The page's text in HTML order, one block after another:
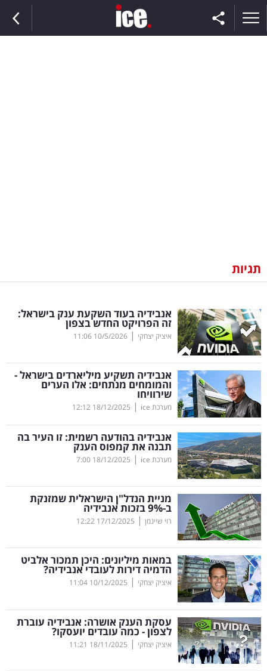
וצרכנות
דיגיטל
וטק
שיווק
ופרסום
משפט
מדדים
ומחקרים
דעות
רכילות
עסקית
קריפטו
ויראלי
טלוויזיה
עסקי
ספורט
תגיות
אנבידיה בעוד השקעת ענק בישראל:
זה הפרויקט החדש בצפון
איציק יצחקי |
10/5/2026
11:06
אנבידיה תשקיע מיליארדים בישראל -
והמומחים מנתחים: אלו הערים
שירוויחו
מערכת ice |
18/12/2025
12:12
אנבידיה בהודעה רשמית: זו העיר בה
תבנה את קמפוס הענק
מערכת ice |
18/12/2025
7:00
מניית הנדל"ן הישראלית שמזנקת
ב-9% בזכות אנבידיה
רוי שיינמן |
17/12/2025
12:22
במאות מיליונים: היכן תמכור אלביט
הדמיה דירות לעובדי אנבידיה?
איציק יצחקי |
10/12/2025
11:04
עסקת הענק אושרה: אנבידיה עוברת
לצפון - כמה עובדים יועסקו?
איציק יצחקי |
18/11/2025
11:21